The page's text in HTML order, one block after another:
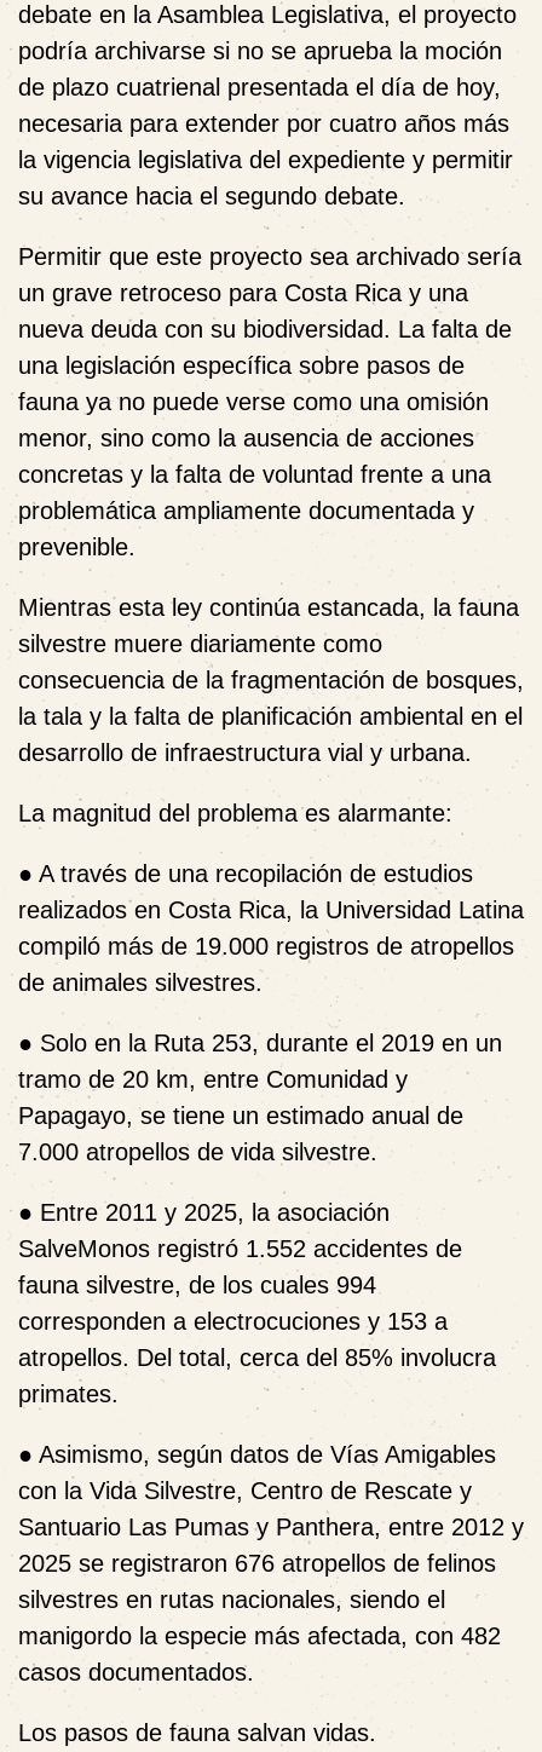
debate en la Asamblea Legislativa, el proyecto
podría archivarse si no se aprueba la moción
de plazo cuatrienal presentada el día de hoy,
necesaria para extender por cuatro años más
la vigencia legislativa del expediente y permitir
su avance hacia el segundo debate.
Permitir que este proyecto sea archivado sería
un grave retroceso para Costa Rica y una
nueva deuda con su biodiversidad. La falta de
una legislación específica sobre pasos de
fauna ya no puede verse como una omisión
menor, sino como la ausencia de acciones
concretas y la falta de voluntad frente a una
problemática ampliamente documentada y
prevenible.
Mientras esta ley continúa estancada, la fauna
silvestre muere diariamente como
consecuencia de la fragmentación de bosques,
la tala y la falta de planificación ambiental en el
desarrollo de infraestructura vial y urbana.
La magnitud del problema es alarmante:
● A través de una recopilación de estudios
realizados en Costa Rica, la Universidad Latina
compiló más de 19.000 registros de atropellos
de animales silvestres.
● Solo en la Ruta 253, durante el 2019 en un
tramo de 20 km, entre Comunidad y
Papagayo, se tiene un estimado anual de
7.000 atropellos de vida silvestre.
● Entre 2011 y 2025, la asociación
SalveMonos registró 1.552 accidentes de
fauna silvestre, de los cuales 994
corresponden a electrocuciones y 153 a
atropellos. Del total, cerca del 85% involucra
primates.
● Asimismo, según datos de Vías Amigables
con la Vida Silvestre, Centro de Rescate y
Santuario Las Pumas y Panthera, entre 2012 y
2025 se registraron 676 atropellos de felinos
silvestres en rutas nacionales, siendo el
manigordo la especie más afectada, con 482
casos documentados.
Los pasos de fauna salvan vidas.